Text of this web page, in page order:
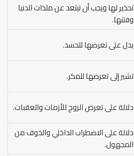
تحذير لها ويجب أن تبتعد عن ملذات الدنيا
وفتنها.
يدل على تعرضها للحسد.
تشير إلى تعرضها للمكر.
دلالة على تعرض الزوج للأزمات والعقبات.
دلالة على الاضطراب الداخلي والخوف من
المجهول.